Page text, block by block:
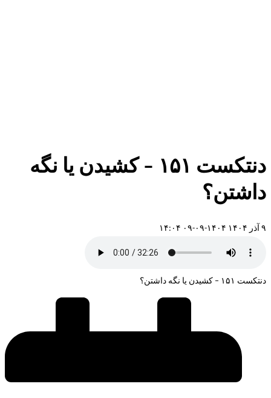
دنتکست ۱۵۱ – کشیدن یا نگه
داشتن؟
۹ آذر ۱۴۰۴ ۱۴۰۴-۰۹-۰۹ ۱۴:۰۴
دنتکست ۱۵۱ – کشیدن یا نگه داشتن؟